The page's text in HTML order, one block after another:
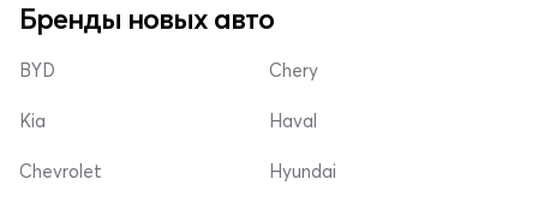
Бренды новых авто
BYD
Kia
Chevrolet
Chery
Haval
Hyundai